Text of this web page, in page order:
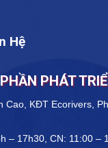
Hệ
PHÁT
Cao, KĐT Ecorivers,
– 17h30, CN: 11:00 –